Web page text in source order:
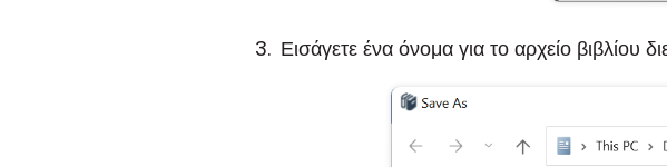
Εισάγετε ένα όνομα για το αρχείο βιβλίου